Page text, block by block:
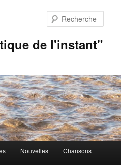
de l'instant"
Nouvelles Chansons